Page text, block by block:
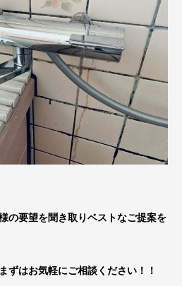
の要望を聞き取りベストなご提案を
ずはお気軽にご相談ください！！